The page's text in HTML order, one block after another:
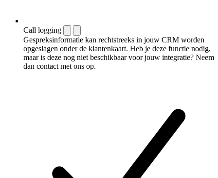
Call logging
Gespreksinformatie kan rechtstreeks in jouw CRM worden
opgeslagen onder de klantenkaart. Heb je deze functie nodig,
maar is deze nog niet beschikbaar voor jouw integratie? Neem
dan contact met ons op.